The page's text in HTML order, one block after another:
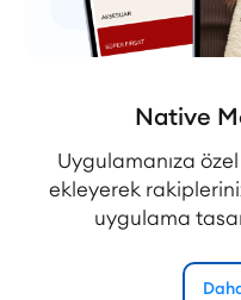
Native
Uygulamanıza
ekleyerek
uygulama